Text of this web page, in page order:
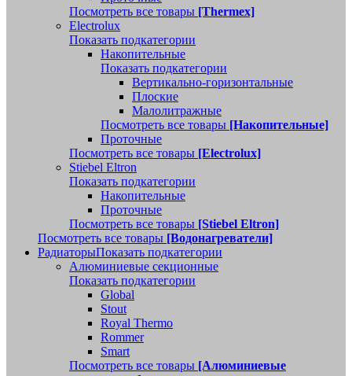
Посмотреть все товары [Thermex]
Electrolux
Показать подкатегории
Накопительные
Показать подкатегории
Вертикально-горизонтальные
Плоские
Малолитражные
Посмотреть все товары [Накопительные]
Проточные
Посмотреть все товары [Electrolux]
Stiebel Eltron
Показать подкатегории
Накопительные
Проточные
Посмотреть все товары [Stiebel Eltron]
Посмотреть все товары [Водонагреватели]
РадиаторыПоказать подкатегории
Алюминиевые секционные
Показать подкатегории
Global
Stout
Royal Thermo
Rommer
Smart
Посмотреть все товары [Алюминиевые